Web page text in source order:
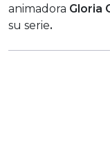
animadora Gloria
su serie.